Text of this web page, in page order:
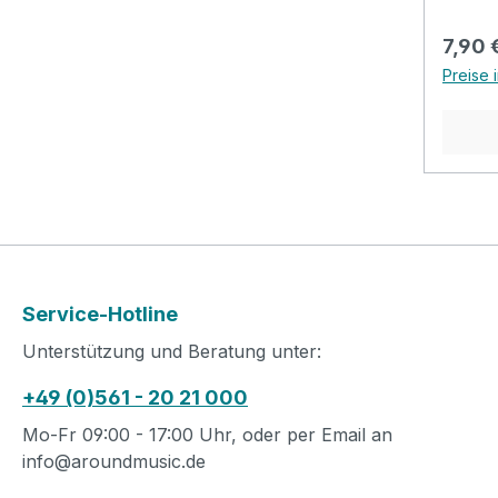
7,90
Preise
Service-Hotline
Unterstützung und Beratung unter:
+49 (0)561 - 20 21 000
Mo-Fr 09:00 - 17:00 Uhr, oder per Email an
info@aroundmusic.de